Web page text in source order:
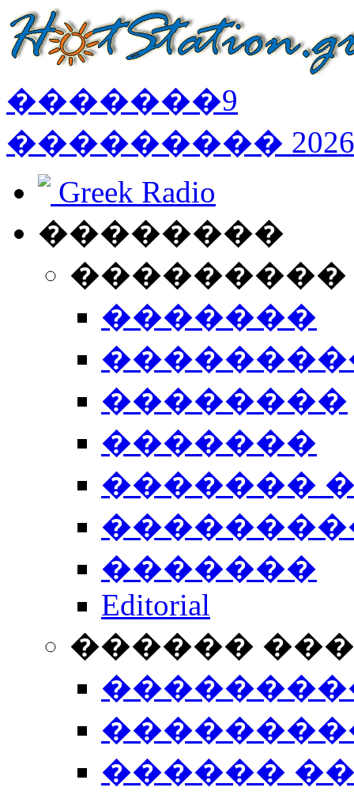
�������9
��������� 2026
Greek Radio
��������
�������
��������
�������
�������
�������
Editorial
������
������